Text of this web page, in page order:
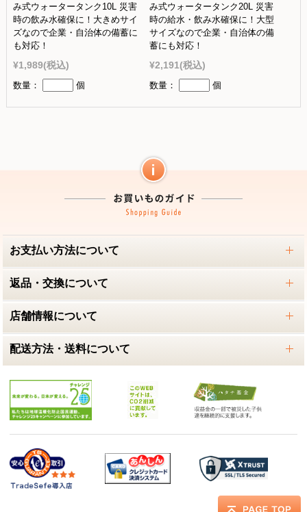
み式ウォータータンク10L 災害
時の飲み水確保に！大きめサイ
ズなので企業・自治体の備蓄に
も対応！
¥1,989(税込)
数量： 個
み式ウォータータンク20L 災害
時の給水・飲み水確保に！大型
サイズなので企業・自治体の備
蓄にも対応！
¥2,191(税込)
数量： 個
お支払い方法について
返品・交換について
店舗情報について
配送方法・送料について